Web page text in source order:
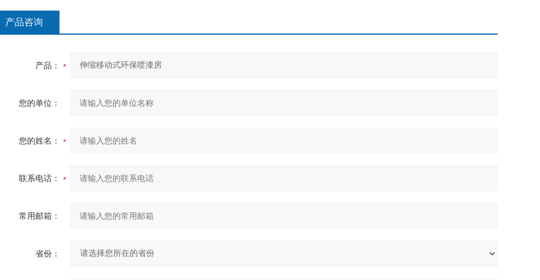
产品咨询
产品：
您的单位：
您的姓名：
联系电话：
常用邮箱：
省份：